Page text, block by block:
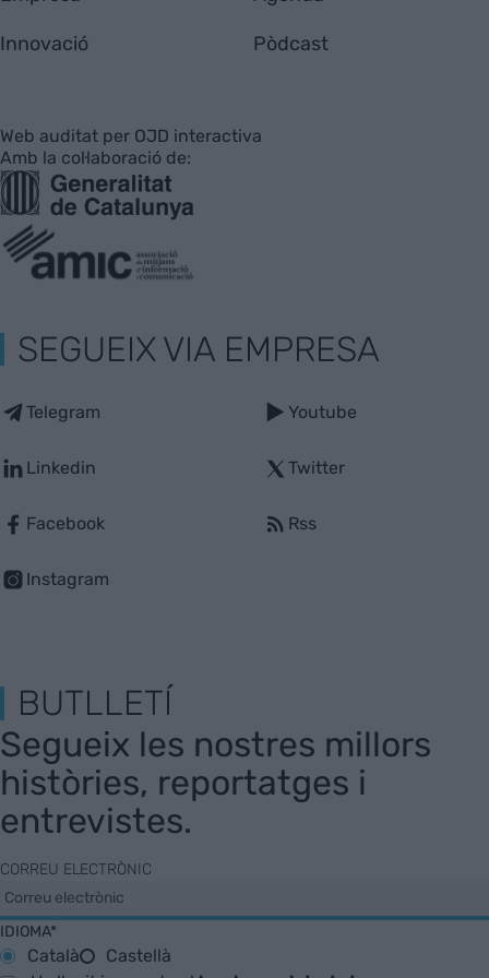
Innovació Pòdcast
Web auditat per OJD interactiva
Amb la col·laboració de:
SEGUEIX VIA EMPRESA
Telegram
Linkedin
Facebook
Instagram
Youtube
Twitter
Rss
BUTLLETÍ
Segueix les nostres millors
històries, reportatges i
entrevistes.
CORREU ELECTRÒNIC
IDIOMA*
Català
Castellà